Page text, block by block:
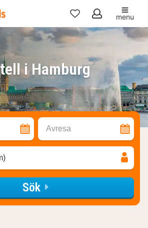
Mina
favoriter
menu
i Hamburg
Avresa
Sök